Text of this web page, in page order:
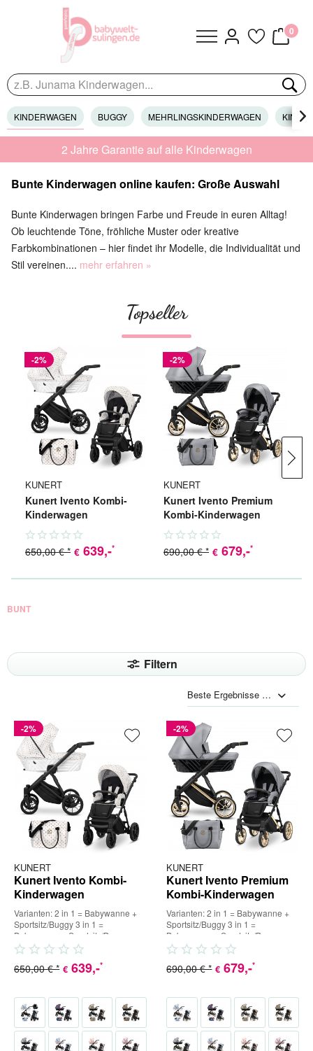
0
KINDERWAGEN BUGGY MEHRLINGSKINDERWAGEN 
2 Jahre Garantie auf alle Kinderwagen
Bunte Kinderwagen online kaufen: Große Auswahl
Bunte Kinderwagen bringen Farbe und Freude in euren Alltag!
Ob leuchtende Töne, fröhliche Muster oder kreative
Farbkombinationen – hier findet ihr Modelle, die Individualität und
Stil vereinen.... mehr erfahren »
Topseller
-2%
KUNERT
Kunert Ivento Kombi-
Kinderwagen
€ 639,-*
650,00 € *
-2%
KUNERT
Kunert Ivento Premium
Kombi-Kinderwagen
€ 679,-*
690,00 € *
BUNT
Filtern
-2%
KUNERT
Kunert Ivento Kombi-
Kinderwagen
Varianten: 2 in 1 = Babywanne +
Sportsitz/Buggy 3 in 1 =
Babywanne + Sportsitz/Buggy +
Babyschale (inkl. Adapter) 4...
€ 639,-*
650,00 € *
-2%
KUNERT
Kunert Ivento Premium
Kombi-Kinderwagen
Varianten: 2 in 1 = Babywanne +
Sportsitz/Buggy 3 in 1 =
Babywanne + Sportsitz/Buggy +
Babyschale (inkl. Adapter) 4...
€ 679,-*
690,00 € *